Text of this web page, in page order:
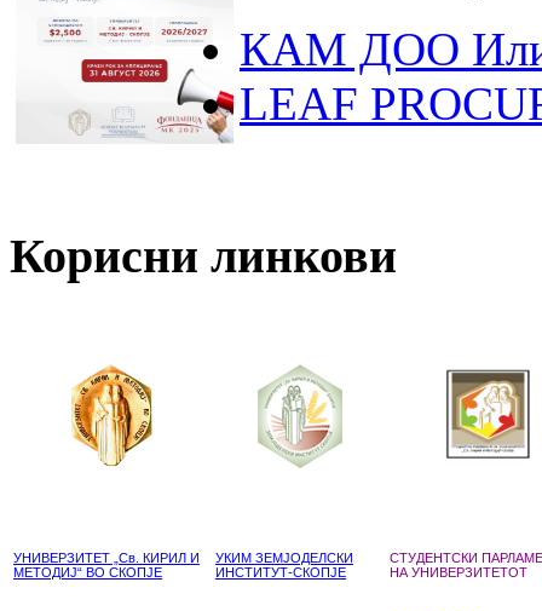
КАМ ДОО
LEAF
Корисни линкови
УНИВЕРЗИТЕТ „Св. КИРИЛ И
МЕТОДИЈ“ ВО СКОПЈЕ
УКИМ ЗЕМЈОДЕЛСКИ
ИНСТИТУТ-СКОПЈЕ
СТУДЕНТСКИ
НА УНИВЕРЗИТЕТОТ